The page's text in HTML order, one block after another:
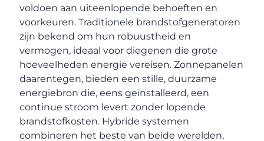
voldoen aan uiteenlopende behoeften en
voorkeuren. Traditionele brandstofgeneratoren
zijn bekend om hun robuustheid en
vermogen, ideaal voor diegenen die grote
hoeveelheden energie vereisen. Zonnepanelen
daarentegen, bieden een stille, duurzame
energiebron die, eens geïnstalleerd, een
continue stroom levert zonder lopende
brandstofkosten. Hybride systemen
combineren het beste van beide werelden,